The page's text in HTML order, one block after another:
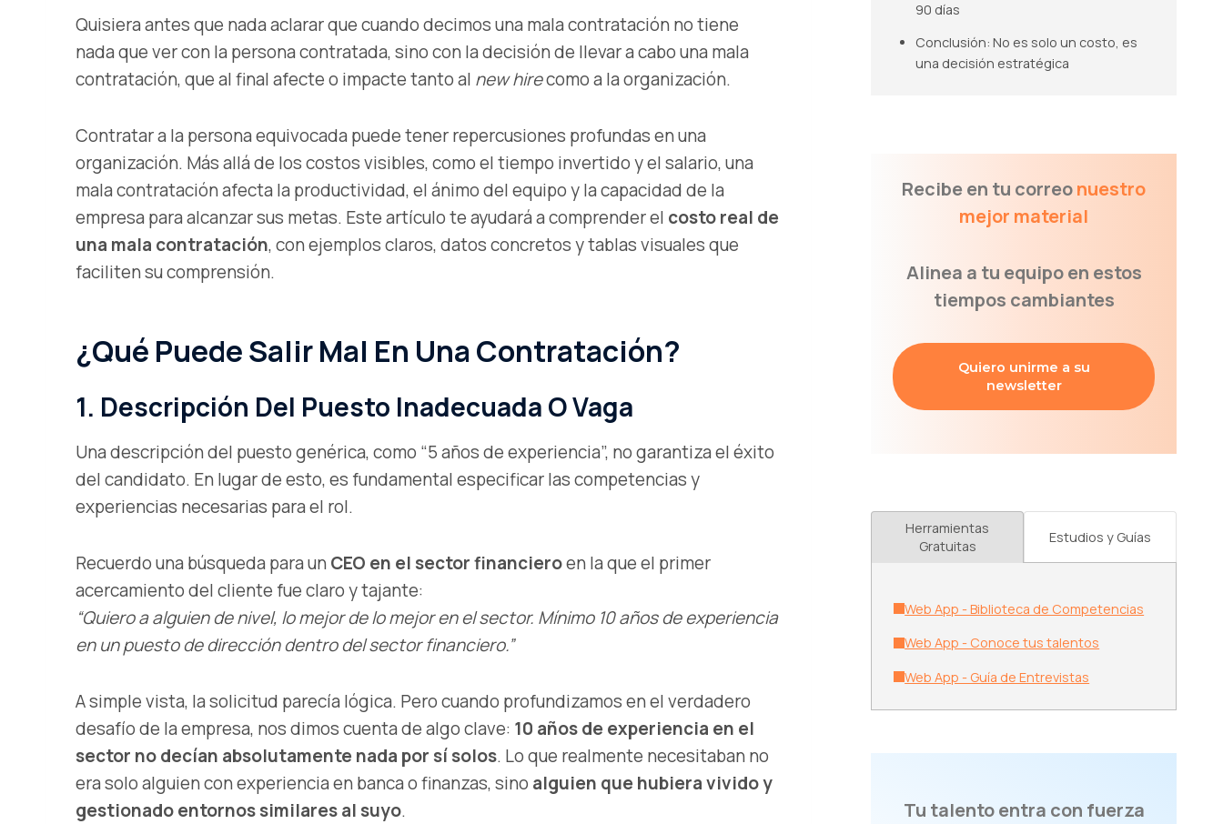
Quisiera antes que nada aclarar que cuando decimos una mala contratación no tiene
nada que ver con la persona contratada, sino con la decisión de llevar a cabo una mala
contratación, que al final afecte o impacte tanto al new hirecomo a la organización.
Contratar a la persona equivocada puede tener repercusiones profundas en una
organización. Más allá de los costos visibles, como el tiempo invertido y el salario, una
mala contratación afecta la productividad, el ánimo del equipo y la capacidad de la
empresa para alcanzar sus metas. Este artículo te ayudará a comprender el costo real de
una mala contratación, con ejemplos claros, datos concretos y tablas visuales que
faciliten su comprensión.
¿Qué Puede Salir Mal En Una Contratación?
1. Descripción Del Puesto Inadecuada O Vaga
Una descripción del puesto genérica, como “5 años de experiencia”, no garantiza el éxito
del candidato. En lugar de esto, es fundamental especificar las competencias y
experiencias necesarias para el rol.
Recuerdo una búsqueda para unCEO en el sector financieroen la que el primer
acercamiento del cliente fue claro y tajante:
“Quiero a alguien de nivel, lo mejor de lo mejor en el sector. Mínimo 10 años de experiencia
en un puesto de dirección dentro del sector financiero.”
A simple vista, la solicitud parecía lógica. Pero cuando profundizamos en el verdadero
desafío de la empresa, nos dimos cuenta de algo clave: 10 años de experiencia en el
sector no decían absolutamente nada por sí solos. Lo que realmente necesitaban no
era solo alguien con experiencia en banca o finanzas, sino alguien que hubiera vivido y
gestionado entornos similares al suyo.
90 días
Conclusión: No es solo un costo, es
una decisión estratégica
Recibe en tu correonuestro
mejor material
Alinea a tu equipo en estos
tiempos cambiantes
Quiero unirme a su
newsletter
Herramientas
Gratuitas
Estudios y Guías
Web App - Biblioteca de Competencias
Web App - Conoce tus talentos
Web App - Guía de Entrevistas
Tu talento entra con fuerza